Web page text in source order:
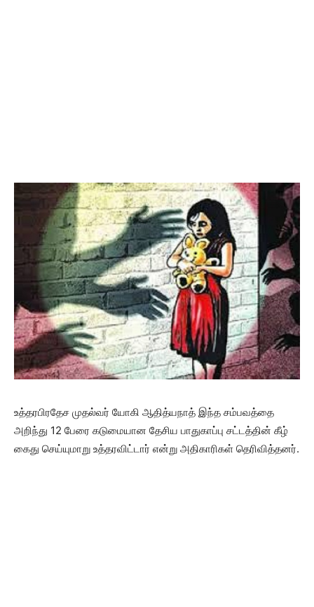
உத்தரபிரதேச முதல்வர் யோகி ஆதித்யநாத் இந்த சம்பவத்தை
அறிந்து 12 பேரை கடுமையான தேசிய பாதுகாப்பு சட்டத்தின் கீழ்
கைது செய்யுமாறு உத்தரவிட்டார் என்று அதிகாரிகள் தெரிவித்தனர்.